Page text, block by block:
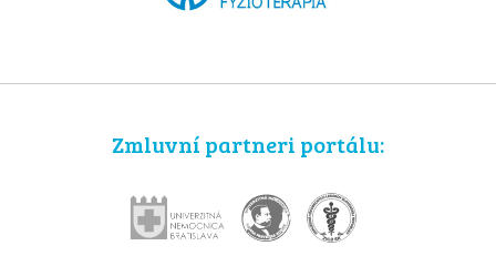
Zmluvní partneri portálu: